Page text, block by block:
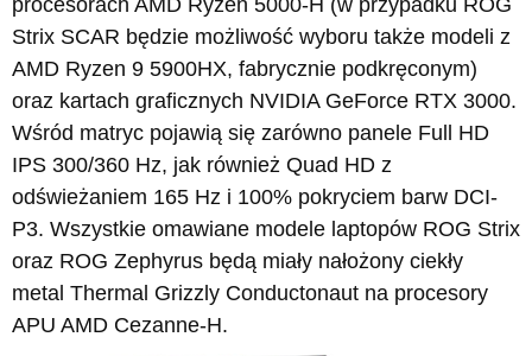
procesorach AMD Ryzen 5000-H (w przypadku ROG
Strix SCAR będzie możliwość wyboru także modeli z
AMD Ryzen 9 5900HX, fabrycznie podkręconym)
oraz kartach graficznych NVIDIA GeForce RTX 3000.
Wśród matryc pojawią się zarówno panele Full HD
IPS 300/360 Hz, jak również Quad HD z
odświeżaniem 165 Hz i 100% pokryciem barw DCI-
P3. Wszystkie omawiane modele laptopów ROG Strix
oraz ROG Zephyrus będą miały nałożony ciekły
metal Thermal Grizzly Conductonaut na procesory
APU AMD Cezanne-H.